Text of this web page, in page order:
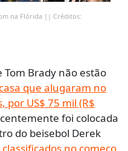
na Flórida || Créditos:
Tom Brady não estão
que alugaram no
por US$ 75 mil (R$
foi colocada
do beisebol Derek
no começo